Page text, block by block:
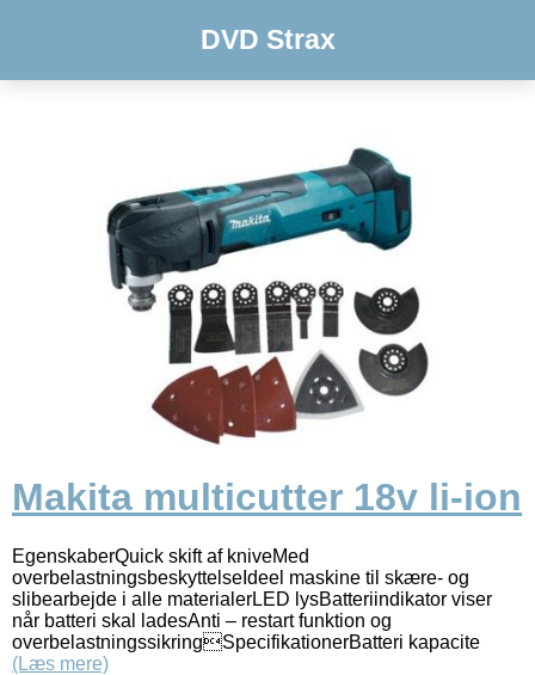
DVD Strax
Makita multicutter 18v li-ion
EgenskaberQuick skift af kniveMed
overbelastningsbeskyttelseIdeel maskine til skære- og
slibearbejde i alle materialerLED lysBatteriindikator viser
når batteri skal ladesAnti – restart funktion og
overbelastningssikringSpecifikationerBatteri kapacite
(Læs mere)